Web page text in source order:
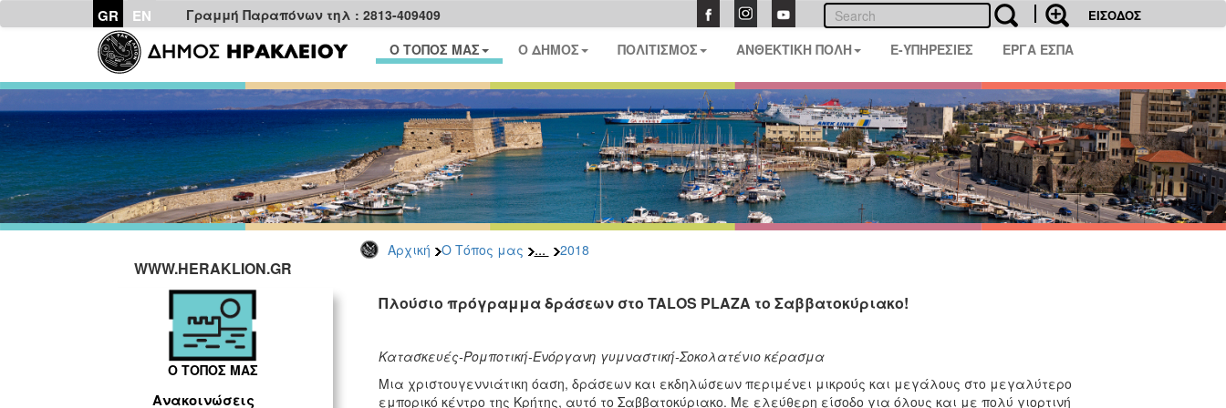
GR EN Γραμμή Παραπόνων τηλ : 2813-409409 ΕΙΣΟΔΟΣ
Ο ΤΟΠΟΣ ΜΑΣ Ο ΔΗΜΟΣ ΠΟΛΙΤΙΣΜΟΣ ΑΝΘΕΚΤΙΚΗ ΠΟΛΗ E-ΥΠΗΡΕΣΙΕΣ ΕΡΓΑ ΕΣΠΑ
Αρχική Ο Τόπος μας ... 2018
WWW.HERAKLION.GR
Ο ΤΟΠΟΣ ΜΑΣ
Ανακοινώσεις
Πλούσιο πρόγραμμα δράσεων στο TALOS PLAZA το Σαββατοκύριακο!
Κατασκευές-Ρομποτική-Ενόργανη γυμναστική-Σοκολατένιο κέρασμα
Μια χριστουγεννιάτικη όαση, δράσεων και εκδηλώσεων περιμένει μικρούς και μεγάλους στο μεγαλύτερο
εμπορικό κέντρο της Κρήτης, αυτό το Σαββατοκύριακο. Με ελεύθερη είσοδο για όλους και με πολύ γιορτινή